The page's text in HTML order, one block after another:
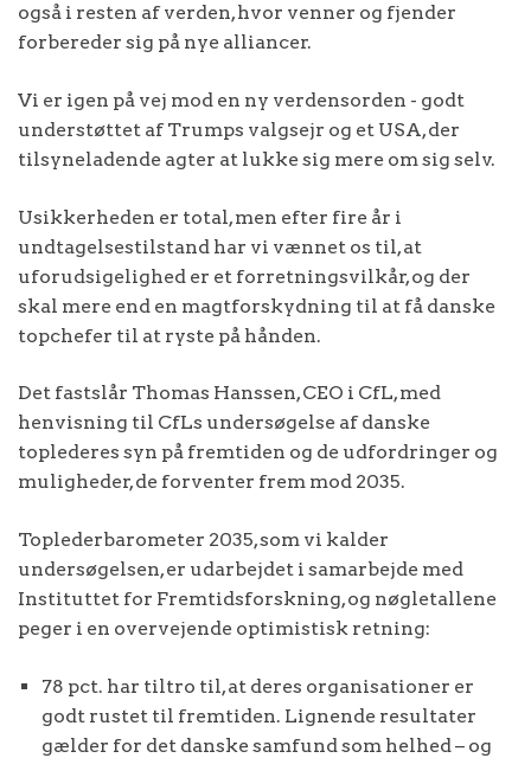
også i resten af verden, hvor venner og fjender
forbereder sig på nye alliancer.
Vi er igen på vej mod en ny verdensorden - godt
understøttet af Trumps valgsejr og et USA, der
tilsyneladende agter at lukke sig mere om sig selv.
Usikkerheden er total, men efter fire år i
undtagelsestilstand har vi vænnet os til, at
uforudsigelighed er et forretningsvilkår, og der
skal mere end en magtforskydning til at få danske
topchefer til at ryste på hånden.
Det fastslår Thomas Hanssen, CEO i CfL, med
henvisning til CfLs undersøgelse af danske
toplederes syn på fremtiden og de udfordringer og
muligheder, de forventer frem mod 2035.
Toplederbarometer 2035, som vi kalder
undersøgelsen, er udarbejdet i samarbejde med
Instituttet for Fremtidsforskning, og nøgletallene
peger i en overvejende optimistisk retning:
78 pct. har tiltro til, at deres organisationer er
godt rustet til fremtiden. Lignende resultater
gælder for det danske samfund som helhed – og